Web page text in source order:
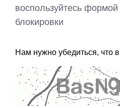
воспользуйтесь
блокировки
Нам нужно убедиться, что